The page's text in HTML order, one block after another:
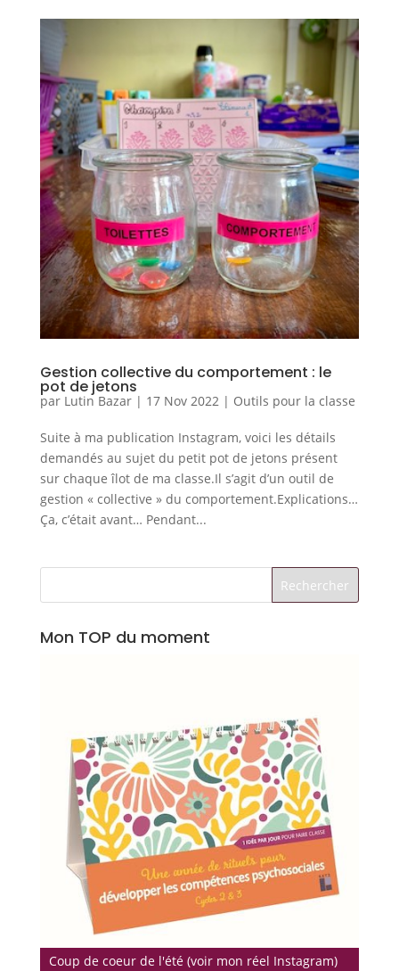
Gestion collective du comportement : le
pot de jetons
par Lutin Bazar| 17 Nov 2022 | Outils pour la classe
Suite à ma publication Instagram, voici les détails
demandés au sujet du petit pot de jetons présent
sur chaque îlot de ma classe.Il s’agit d’un outil de
gestion « collective » du comportement.Explications…
Ça, c’était avant… Pendant...
Mon TOP du moment
Coup de coeur de l'été (voir mon réel Instagram)